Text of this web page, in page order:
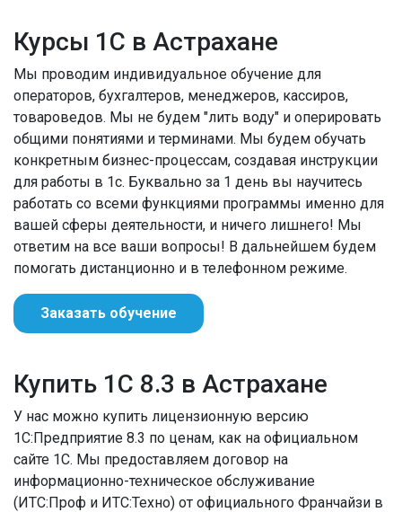
Курсы 1С в Астрахане
Мы проводим индивидуальное обучение для
операторов, бухгалтеров, менеджеров, кассиров,
товароведов. Мы не будем "лить воду" и оперировать
общими понятиями и терминами. Мы будем обучать
конкретным бизнес-процессам, создавая инструкции
для работы в 1с. Буквально за 1 день вы научитесь
работать со всеми функциями программы именно для
вашей сферы деятельности, и ничего лишнего! Мы
ответим на все ваши вопросы! В дальнейшем будем
помогать дистанционно и в телефонном режиме.
Заказать обучение
Купить 1С 8.3 в Астрахане
У нас можно купить лицензионную версию
1С:Предприятие 8.3 по ценам, как на официальном
сайте 1С. Мы предоставляем договор на
информационно-техническое обслуживание
(ИТС:Проф и ИТС:Техно) от официального Франчайзи в